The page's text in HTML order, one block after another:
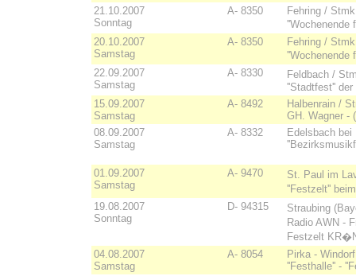
21.10.2007
Sonntag
A- 8350
Fehring /
''Wochenende
20.10.2007
Samstag
A- 8350
Fehring /
''Wochenende
22.09.2007
Samstag
A- 8330
Feldbach /
''Stadtfest''
15.09.2007
Samstag
A- 8492
Halbenrain /
GH. Wagner -
08.09.2007
Samstag
A- 8332
Edelsbach
01.09.2007
Samstag
A- 9470
St. Paul im
''Festzelt''
19.08.2007
Sonntag
D- 94315
Straubing
Radio AWN -
Festzelt
04.08.2007
Samstag
A- 8054
Pirka -
''Festhalle'' -